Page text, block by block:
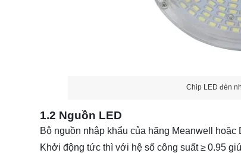
Chip LED đèn
1.2 Nguồn LED
Bộ nguồn nhập khẩu của hãng Meanwell hoặc
Khởi động tức thì với hệ số công suất ≥ 0.95